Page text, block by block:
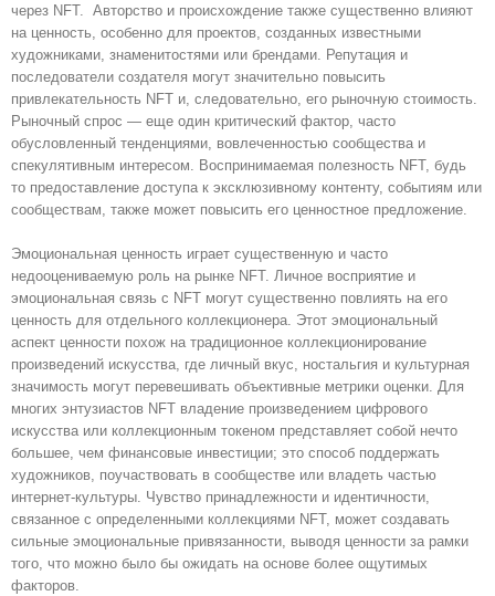
через NFT. Авторство и происхождение также существенно влияют
на ценность, особенно для проектов, созданных известными
художниками, знаменитостями или брендами. Репутация и
последователи создателя могут значительно повысить
привлекательность NFT и, следовательно, его рыночную стоимость.
Рыночный спрос — еще один критический фактор, часто
обусловленный тенденциями, вовлеченностью сообщества и
спекулятивным интересом. Воспринимаемая полезность NFT, будь
то предоставление доступа к эксклюзивному контенту, событиям или
сообществам, также может повысить его ценностное предложение.
Эмоциональная ценность играет существенную и часто
недооцениваемую роль на рынке NFT. Личное восприятие и
эмоциональная связь с NFT могут существенно повлиять на его
ценность для отдельного коллекционера. Этот эмоциональный
аспект ценности похож на традиционное коллекционирование
произведений искусства, где личный вкус, ностальгия и культурная
значимость могут перевешивать объективные метрики оценки. Для
многих энтузиастов NFT владение произведением цифрового
искусства или коллекционным токеном представляет собой нечто
большее, чем финансовые инвестиции; это способ поддержать
художников, поучаствовать в сообществе или владеть частью
интернет-культуры. Чувство принадлежности и идентичности,
связанное с определенными коллекциями NFT, может создавать
сильные эмоциональные привязанности, выводя ценности за рамки
того, что можно было бы ожидать на основе более ощутимых
факторов.